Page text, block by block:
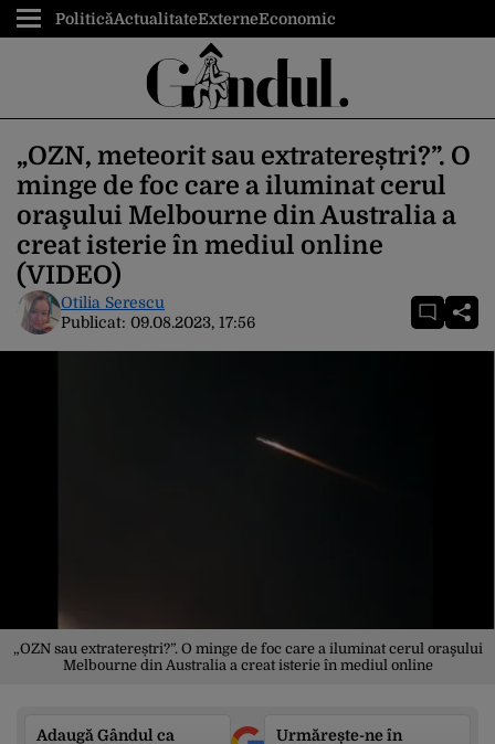
PoliticăActualitateExterneEconomic
„OZN, meteorit sau extratereștri?”. O
minge de foc care a iluminat cerul
oraşului Melbourne din Australia a
creat isterie în mediul online
(VIDEO)
Otilia Serescu
Publicat: 09.08.2023, 17:56
„OZN sau extratereștri?”. O minge de foc care a iluminat cerul oraşului
Melbourne din Australia a creat isterie în mediul online
Adaugă Gândul ca
Urmărește-ne în